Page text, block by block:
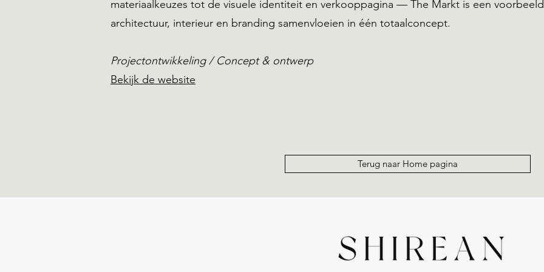
materiaalkeuzes tot de visuele identiteit en verkooppagina — The Markt is een
architectuur, interieur en branding samenvloeien in één totaalconcept.
Projectontwikkeling / Concept & ontwerp
Bekijk de website
Terug naar Home pagina